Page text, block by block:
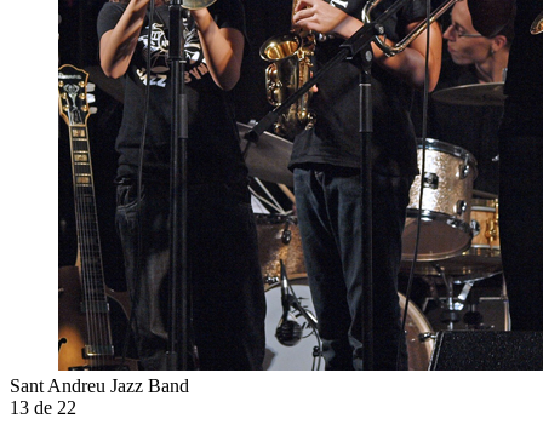
Sant Andreu Jazz Band
13 de 22